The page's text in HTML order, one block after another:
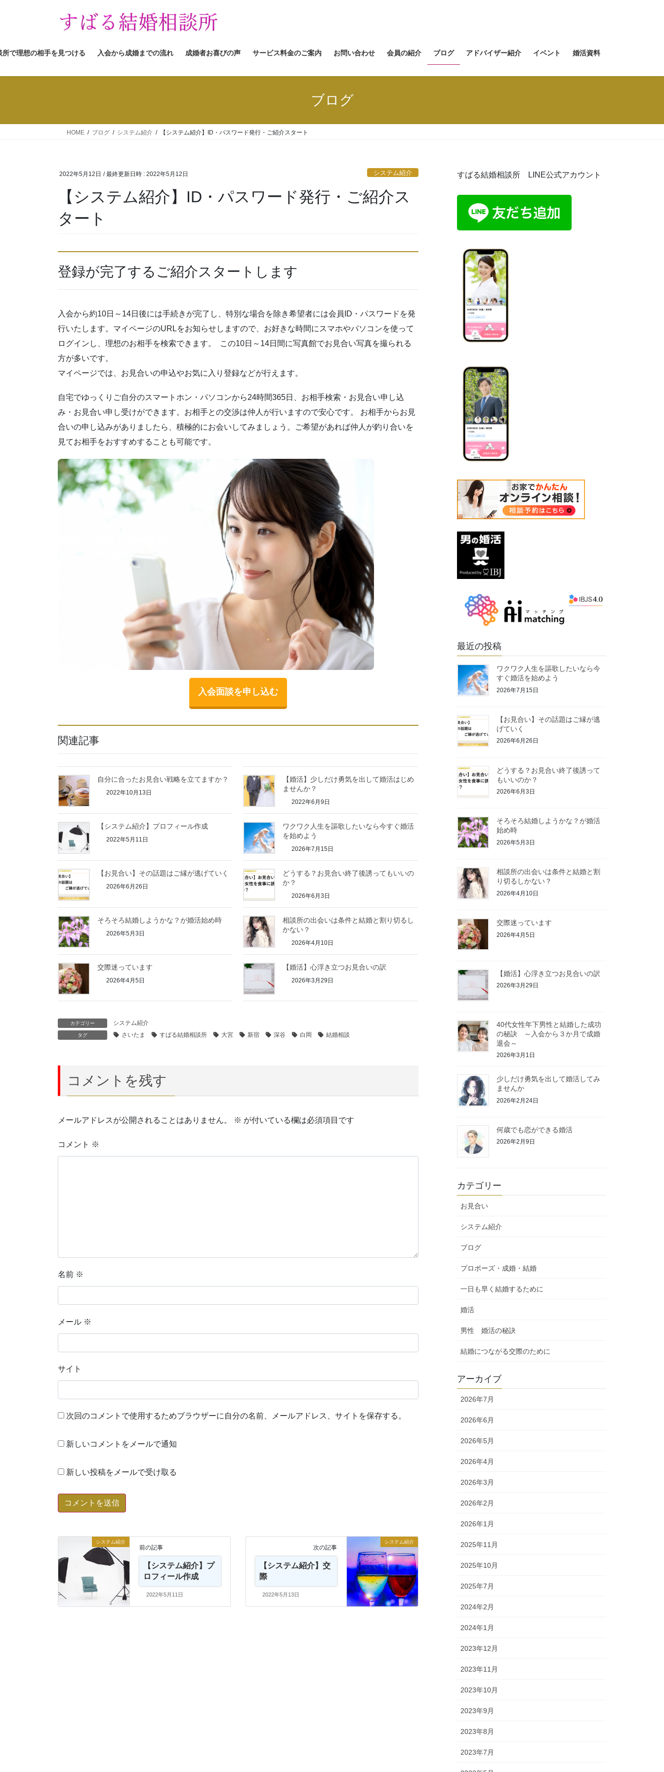
ツ
ス
シ
ン
で理想の相手を見つける 入会から成婚までの流れ 成婚者お喜びの声 サービス料金のご案内 お問い合わせ 会員の紹介 ブログ アドバイザー紹介 イベント 婚活資料
ブログ
HOME ブログ システム紹介 【システム紹介】ID・パスワード発行・ご紹介スタート
2022年5月12日 / 最終更新日時 : 2022年5月12日 システム紹介
【システム紹介】ID・パスワード発行・ご紹介ス
タート
登録が完了するご紹介スタートします
入会から約10日～14日後には手続きが完了し、特別な場合を除き希望者には会員ID・パスワードを発
行いたします。マイページのURLをお知らせしますので、お好きな時間にスマホやパソコンを使って
ログインし、理想のお相手を検索できます。 この10日～14日間に写真館でお見合い写真を撮られる
方が多いです。
マイページでは、お見合いの申込やお気に入り登録などが行えます。
自宅でゆっくりご自分のスマートホン・パソコンから24時間365日、お相手検索・お見合い申し込
み・お見合い申し受けができます。お相手との交渉は仲人が行いますので安心です。 お相手からお見
合いの申し込みがありましたら、積極的にお会いしてみましょう。ご希望があれば仲人が釣り合いを
見てお相手をおすすめすることも可能です。
入会面談を申し込む
関連記事
自分に合ったお見合い戦略を立てますか？
2022年10月13日
【婚活】少しだけ勇気を出して婚活はじめ
ませんか？
2022年6月9日
【システム紹介】プロフィール作成
2022年5月11日
ワクワク人生を謳歌したいなら今すぐ婚活
を始めよう
2026年7月15日
【お見合い】その話題はご縁が逃げていく
2026年6月26日
どうする？お見合い終了後誘ってもいいの
か？
2026年6月3日
そろそろ結婚しようかな？が婚活始め時
2026年5月3日
相談所の出会いは条件と結婚と割り切るし
かない？
2026年4月10日
交際迷っています
2026年4月5日
【婚活】心浮き立つお見合いの訳
2026年3月29日
カテゴリー システム紹介
タグ さいたま すばる結婚相談所 大宮 新宿 深谷 白岡 結婚相談
コメントを残す
メールアドレスが公開されることはありません。 ※ が付いている欄は必須項目です
コメント ※
名前 ※
メール ※
サイト
次回のコメントで使用するためブラウザーに自分の名前、メールアドレス、サイトを保存する。
新しいコメントをメールで通知
新しい投稿をメールで受け取る
システム紹介
前の記事
【システム紹介】プ
ロフィール作成
2022年5月11日
システム紹介
次の記事
【システム紹介】交
際
2022年5月13日
すばる結婚相談所 LINE公式アカウント
最近の投稿
ワクワク人生を謳歌したいなら今
すぐ婚活を始めよう
2026年7月15日
【お見合い】その話題はご縁が逃
げていく
2026年6月26日
どうする？お見合い終了後誘って
もいいのか？
2026年6月3日
そろそろ結婚しようかな？が婚活
始め時
2026年5月3日
相談所の出会いは条件と結婚と割
り切るしかない？
2026年4月10日
交際迷っています
2026年4月5日
【婚活】心浮き立つお見合いの訳
2026年3月29日
40代女性年下男性と結婚した成功
の秘訣 ～入会から３か月で成婚
退会～
2026年3月1日
少しだけ勇気を出して婚活してみ
ませんか
2026年2月24日
何歳でも恋ができる婚活
2026年2月9日
カテゴリー
お見合い
システム紹介
ブログ
プロポーズ・成婚・結婚
一日も早く結婚するために
婚活
男性 婚活の秘訣
結婚につながる交際のために
アーカイブ
2026年7月
2026年6月
2026年5月
2026年4月
2026年3月
2026年2月
2026年1月
2025年11月
2025年10月
2025年7月
2024年2月
2024年1月
2023年12月
2023年11月
2023年10月
2023年9月
2023年8月
2023年7月